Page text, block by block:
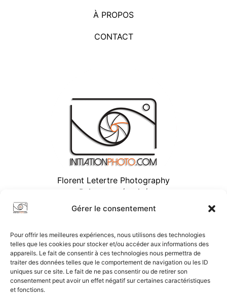
Gérer le consentement
Pour offrir les meilleures expériences, nous utilisons des technologies
telles que les cookies pour stocker et/ou accéder aux informations des
appareils. Le fait de consentir à ces technologies nous permettra de
traiter des données telles que le comportement de navigation ou les ID
uniques sur ce site. Le fait de ne pas consentir ou de retirer son
consentement peut avoir un effet négatif sur certaines caractéristiques
et fonctions.
À PROPOS
CONTACT
Florent Letertre Photography
Paiement sécurisé